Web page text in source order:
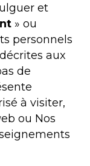
et
» ou
personnels
aux
de
à visiter,
ou Nos